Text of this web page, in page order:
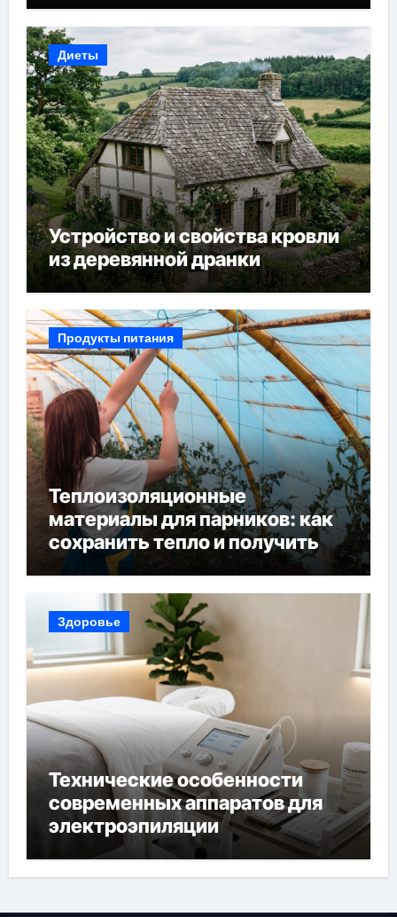
Диеты
Устройство и свойства кровли
из деревянной дранки
Продукты питания
Теплоизоляционные
материалы для парников: как
сохранить тепло и получить
богатый урожай
Здоровье
Технические особенности
современных аппаратов для
электроэпиляции